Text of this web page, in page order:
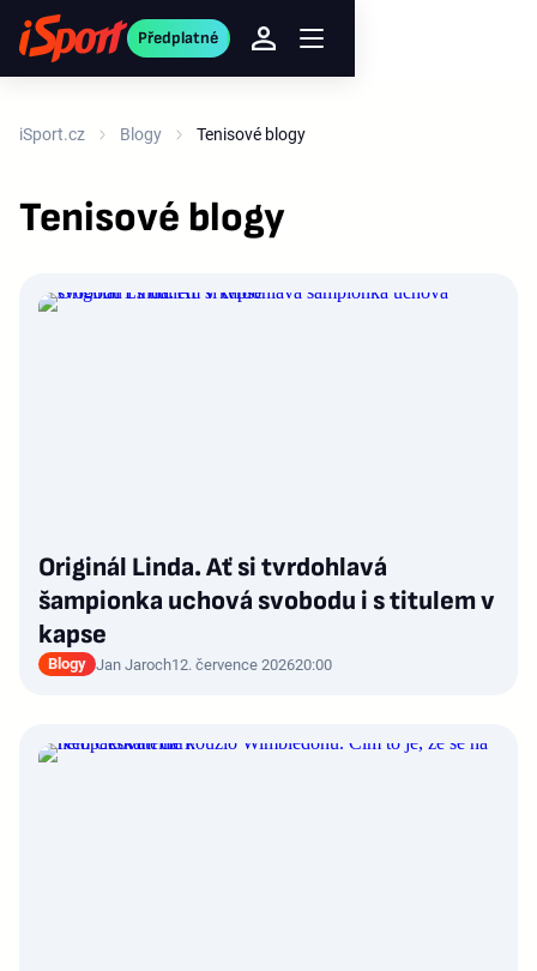
Předplatné
iSport.cz Blogy Tenisové blogy
Tenisové blogy
Originál Linda. Ať si tvrdohlavá
šampionka uchová svobodu i s titulem v
kapse
Blogy Jan Jaroch12. července 202620:00